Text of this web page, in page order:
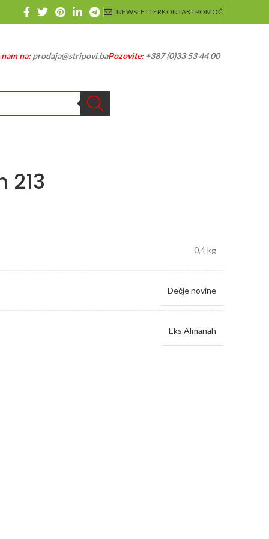
NEWSLETTERKONTAKTPOMOĆ
na:prodaja@stripovi.baPozovite:+387 (0)33 53 44 00
213
0,4 kg
Dečje novine
Eks Almanah